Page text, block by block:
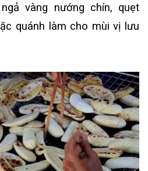
vàng nướng chín, quẹt
quánh làm cho mùi vị lưu